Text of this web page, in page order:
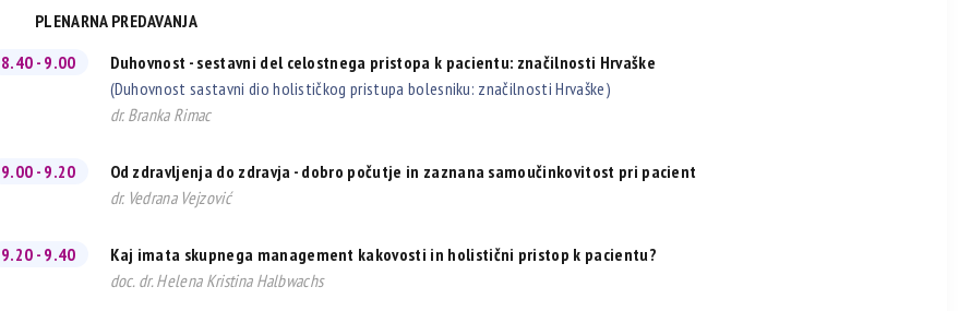
PLENARNA PREDAVANJA
8.40 - 9.00
Duhovnost - sestavni del celostnega pristopa k pacientu: značilnosti Hrvaške
(Duhovnost sastavni dio holističkog pristupa bolesniku: značilnosti Hrvaške)
dr. Branka Rimac
9.00 - 9.20
Od zdravljenja do zdravja - dobro počutje in zaznana samoučinkovitost pri pacient
dr. Vedrana Vejzović
9.20 - 9.40
Kaj imata skupnega management kakovosti in holistični pristop k pacientu?
doc. dr. Helena Kristina Halbwachs